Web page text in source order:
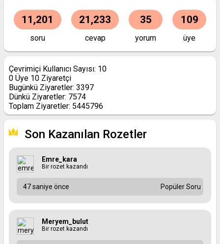
11,201
soru
21,233
cevap
35
yorum
109
üye
Çevrimiçi Kullanıcı Sayısı: 10
0 Üye 10 Ziyaretçi
Bugünkü Ziyaretler: 3397
Dünkü Ziyaretler: 7574
Toplam Ziyaretler: 5445796
Son Kazanılan Rozetler
Emre_kara
Bir rozet kazandı
47 saniye önce Popüler Soru
Meryem_bulut
Bir rozet kazandı